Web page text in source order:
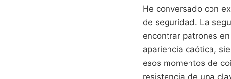
He conversado con
de seguridad. La
encontrar patrones
apariencia caótica,
esos momentos de
resistencia de una